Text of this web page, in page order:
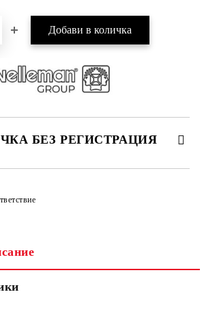
БЕЗ РЕГИСТРАЦИЯ
с
вас в рамките на работния ден.